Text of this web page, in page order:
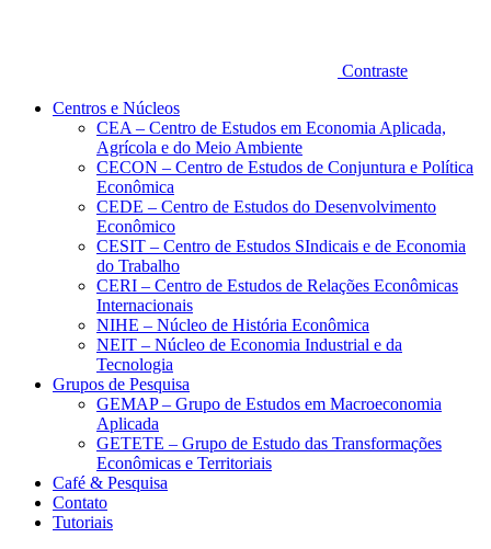
Contraste
Centros e Núcleos
CEA – Centro de Estudos em Economia Aplicada,
Agrícola e do Meio Ambiente
CECON – Centro de Estudos de Conjuntura e Política
Econômica
CEDE – Centro de Estudos do Desenvolvimento
Econômico
CESIT – Centro de Estudos SIndicais e de Economia
do Trabalho
CERI – Centro de Estudos de Relações Econômicas
Internacionais
NIHE – Núcleo de História Econômica
NEIT – Núcleo de Economia Industrial e da
Tecnologia
Grupos de Pesquisa
GEMAP – Grupo de Estudos em Macroeconomia
Aplicada
GETETE – Grupo de Estudo das Transformações
Econômicas e Territoriais
Café & Pesquisa
Contato
Tutoriais